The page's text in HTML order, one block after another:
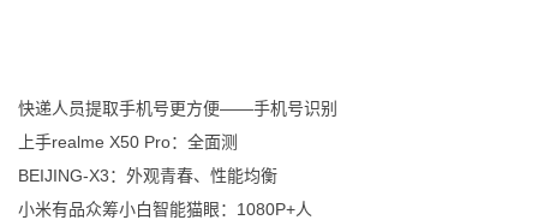
快递人员提取手机号更方便——手机号识别
上手realme X50 Pro：全面测
BEIJING-X3：外观青春、性能均衡
小米有品众筹小白智能猫眼：1080P+人